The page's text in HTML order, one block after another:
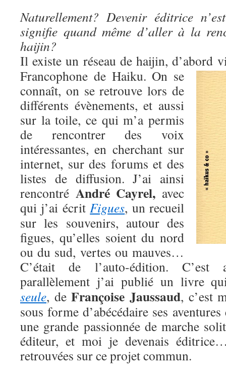
Naturellement? Devenir éditrice
signifie quand même d’aller à la
haijin?
Il existe un réseau de haijin, d’abord
Francophone de Haiku. On se
connaît, on se retrouve lors de
différents évènements, et aussi
sur la toile, ce qui m’a permis
de rencontrer des voix
intéressantes, en cherchant sur
internet, sur des forums et des
listes de diffusion. J’ai ainsi
rencontré André Cayrel, avec
qui j’ai écritFigues, un recueil
sur les souvenirs, autour des
figues, qu’elles soient du nord
ou du sud, vertes ou mauves…
C’était de l’auto-édition. C’est
parallèlement j’ai publié un livre
seule, deFrançoise Jaussaud, c’est
sous forme d’abécédaire ses
une grande passionnée de marche
éditeur, et moi je devenais
retrouvées sur ce projet commun.